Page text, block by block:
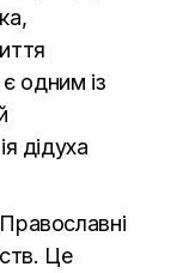
одним із
дідуха
Це